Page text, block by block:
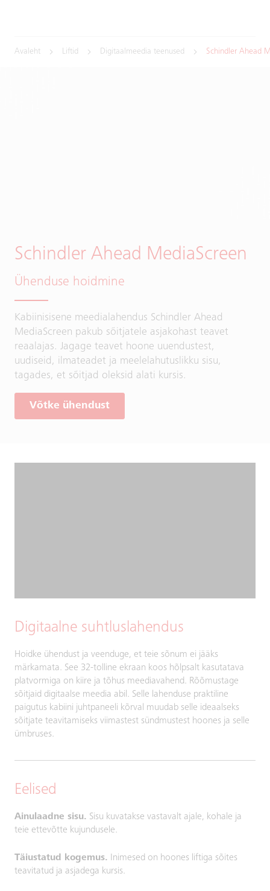
Avaleht Liftid Digitaalmeedia teenused Schindler Ahead
Schindler Ahead MediaScreen
Ühenduse hoidmine
Kabiinisisene meedialahendus Schindler Ahead
MediaScreen pakub sõitjatele asjakohast teavet
reaalajas. Jagage teavet hoone uuendustest,
uudiseid, ilmateadet ja meelelahutuslikku sisu,
tagades, et sõitjad oleksid alati kursis.
Võtke ühendust
Digitaalne suhtluslahendus
Hoidke ühendust ja veenduge, et teie sõnum ei jääks
märkamata. See 32-tolline ekraan koos hõlpsalt kasutatava
platvormiga on kiire ja tõhus meediavahend. Rõõmustage
sõitjaid digitaalse meedia abil. Selle lahenduse praktiline
paigutus kabiini juhtpaneeli kõrval muudab selle ideaalseks
sõitjate teavitamiseks viimastest sündmustest hoones ja selle
ümbruses.
Eelised
Ainulaadne sisu. Sisu kuvatakse vastavalt ajale, kohale ja
teie ettevõtte kujundusele.
Täiustatud kogemus. Inimesed on hoones liftiga sõites
teavitatud ja asjadega kursis.